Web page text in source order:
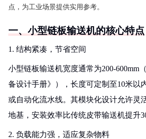
点，为工业场景提供实用参考。
一、小型链板输送机的核心特点
1. 结构紧凑，节省空间
小型链板输送机宽度通常为200-600mm
备设计手册》），长度可定制至10米以
或自动化流水线。其模块化设计允许灵
地基，安装效率比传统皮带输送机提升
2. 负载能力强，适应复杂物料